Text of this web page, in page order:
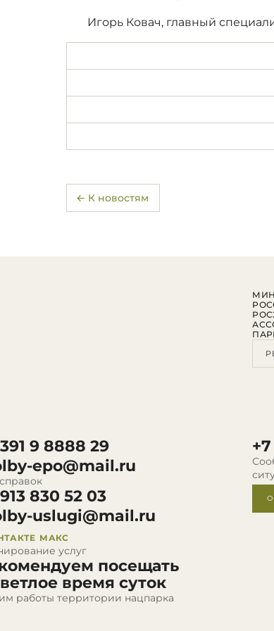
Игорь Ковач, главный
← К новостям
9 8888 29
epo@mail.ru
830 52 03
uslugi@mail.ru
МАКС
услуг
посещать
время суток
работы территории нацпарка